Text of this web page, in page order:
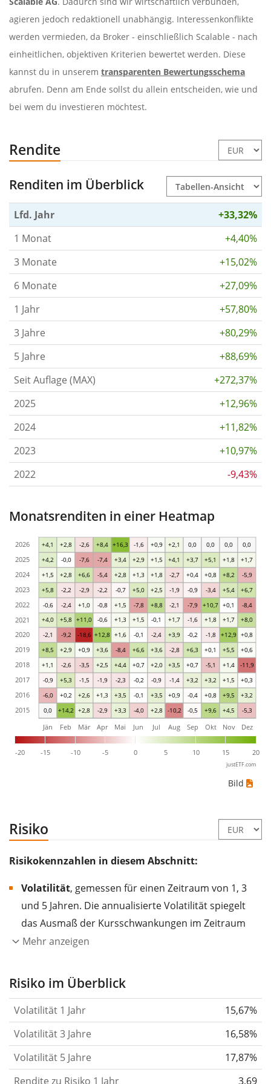
agieren jedoch redaktionell unabhängig. Interessenkonflikte
werden vermieden, da Broker - einschließlich Scalable - nach
einheitlichen, objektiven Kriterien bewertet werden. Diese
kannst du in unserem transparenten Bewertungsschema
abrufen. Denn am Ende sollst du allein entscheiden, wie und
bei wem du investieren möchtest.
Rendite
Renditen im Überblick
Lfd. Jahr
+33,32%
1 Monat
+4,40%
3 Monate
+15,02%
6 Monate
+27,09%
1 Jahr
+57,80%
3 Jahre
+80,29%
5 Jahre
+88,69%
Seit Auflage (MAX)
+272,37%
2025
+12,96%
2024
+11,82%
2023
+10,97%
2022
-9,43%
Monatsrenditen in einer Heatmap
0,0 +14,2 +2,8 -2,9 +3,3 -4,0 +2,8 -10,2 -0,5 +9,6 +4,5 -5,3
-6,0 +0,2 +2,6 +1,3 +3,5 -0,1 +3,5 +0,9 -0,4 +0,8 +9,5 +3,2
-0,9 +5,3 -1,5 -1,9 -2,3 -0,2 -0,9 -1,4 +3,2 +3,2 +1,5 +0,3
+1,1 -2,6 -3,5 +2,5 +4,4 +0,7 +2,0 +3,5 +0,7 -5,1 +1,4 -11,9
+8,5 +2,9 +0,9 +3,6 -8,4 +6,6 +3,6 -2,8 +6,3 +0,1 +5,5 +0,6
-2,1 -9,2 -18,6 +12,8 +1,6 -0,1 -2,4 +3,9 -0,2 -1,8 +12,9 +0,8
+4,0 +5,8 +11,0 -0,6 +1,3 +1,5 -0,1 +1,7 -1,6 +1,8 +1,7 +8,0
-0,6 -2,4 +1,0 -0,8 +1,5 -7,8 +8,8 -2,1 -7,9 +10,7 +0,1 -8,4
+5,8 -2,2 -2,9 -2,2 -0,7 +5,0 +2,5 -1,9 -0,9 -3,4 +5,4 +6,7
+1,5 +2,8 +6,6 -5,4 +2,8 +1,3 +1,8 -2,7 +0,4 +0,8 +8,2 -5,9
+4,2 -0,0 -7,6 -7,4 +3,4 +2,9 +1,5 +4,1 +3,7 +5,1 +1,8 +1,7
+4,1 +2,8 -2,6 +8,4 +16,3 -1,6 +0,9 +2,1 0,0 0,0 0,0 0,0
-20 -15 -10 -5 0 5 10 15 20
Jän Feb Mär Apr Mai Jun Jul Aug Sep Okt Nov Dez
2015
2016
2017
2018
2019
2020
2021
2022
2023
2024
2025
2026
justETF.com
Bild
Risiko
Risikokennzahlen in diesem Abschnitt:
Volatilität, gemessen für einen Zeitraum von 1, 3
und 5 Jahren. Die annualisierte Volatilität spiegelt
das Ausmaß der Kursschwankungen im Zeitraum
eines Jahres wider.
Aktie, des ETF, usw.) in der Vergangenheit
gelten im Allgemeinen als risikoreicher. Wir
berechnen die Volatilität auf Basis der Daten der
letzten 1, 3 und 5 Jahre, damit du sehen kannst, ob
die Kursschwankungen im Laufe der Zeit stärker
oder schwächer wurden. Weitere Informationen
Mehr anzeigen
Risiko im Überblick
Volatilität 1 Jahr
15,67%
Volatilität 3 Jahre
16,58%
Volatilität 5 Jahre
17,87%
Rendite zu Risiko 1 Jahr
3,69